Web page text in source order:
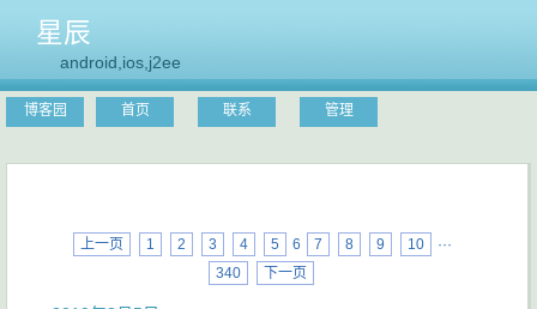
星辰
android,ios,j2ee
博客园 首页 联系 管理
上一页 1 2 3 4 5 6 7 8 9 10
···
340
下一页